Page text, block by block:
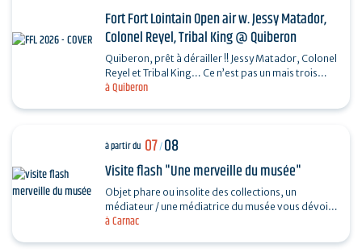
à Quiberon
Fort Fort Lointain Open air w. Jessy Matador,
Colonel Reyel, Tribal King @ Quiberon
Quiberon, prêt à dérailler !! Jessy Matador, Colonel
Reyel et Tribal King… Ce n’est pas un mais trois
artistes que nous invitons le dimanche 9…
à Carnac
à partir du 07/08
Visite flash "Une merveille du musée"
Objet phare ou insolite des collections, un
médiateur / une médiatrice du musée vous dévoile
son histoire. Sans réservation. Durée 30…